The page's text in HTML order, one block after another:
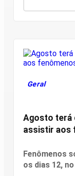
Geral
Agosto terá
assistir aos
Fenômenos
os dias 12,